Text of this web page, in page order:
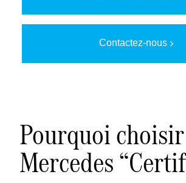
Contactez-nous
Pourquoi
Mercedes